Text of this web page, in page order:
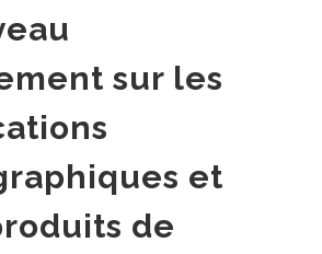
sur les
et
de